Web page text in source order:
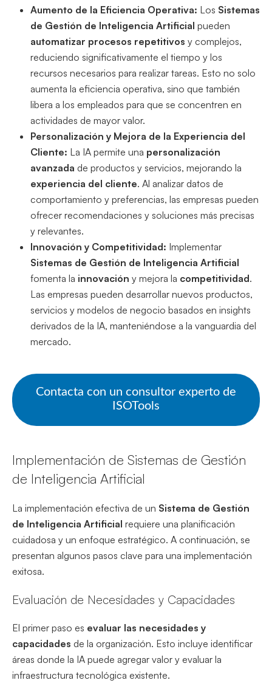
Aumento de la Eficiencia Operativa: Los Sistemas
de Gestión de Inteligencia Artificial pueden
automatizar procesos repetitivos y complejos,
reduciendo significativamente el tiempo y los
recursos necesarios para realizar tareas. Esto no solo
aumenta la eficiencia operativa, sino que también
libera a los empleados para que se concentren en
actividades de mayor valor.
Personalización y Mejora de la Experiencia del
Cliente: La IA permite una personalización
avanzada de productos y servicios, mejorando la
experiencia del cliente. Al analizar datos de
comportamiento y preferencias, las empresas pueden
ofrecer recomendaciones y soluciones más precisas
y relevantes.
Innovación y Competitividad: Implementar
Sistemas de Gestión de Inteligencia Artificial
fomenta la innovación y mejora la competitividad.
Las empresas pueden desarrollar nuevos productos,
servicios y modelos de negocio basados en insights
derivados de la IA, manteniéndose a la vanguardia del
mercado.
Contacta con un consultor experto de
ISOTools
Implementación de Sistemas de Gestión
de Inteligencia Artificial
La implementación efectiva de un Sistema de Gestión
de Inteligencia Artificial requiere una planificación
cuidadosa y un enfoque estratégico. A continuación, se
presentan algunos pasos clave para una implementación
exitosa.
Evaluación de Necesidades y Capacidades
El primer paso es evaluar las necesidades y
capacidades de la organización. Esto incluye identificar
áreas donde la IA puede agregar valor y evaluar la
infraestructura tecnológica existente.